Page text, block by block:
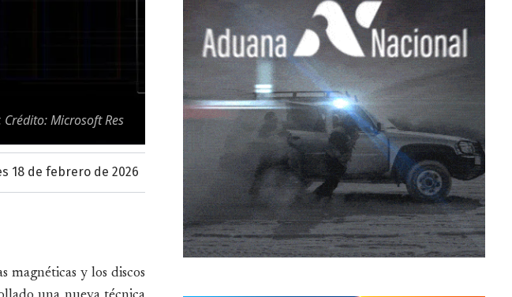
Microsoft Res
18 de febrero de 2026
magnéticas y los discos